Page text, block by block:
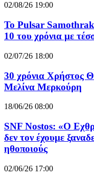
02/08/26 19:00
Το Pulsar
10 του χρόνια με
02/07/26 18:00
30 χρόνια Χρήστος
Μελίνα Μερκούρη
18/06/26 08:00
SNF Nostos: «Ο
δεν τον έχουμε
ηθοποιούς
02/06/26 17:00